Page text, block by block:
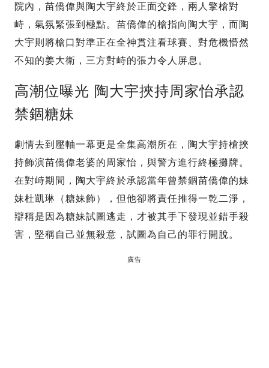
院內，苗僑偉與陶大宇終於正面交鋒，兩人擎槍對
峙，氣氛緊張到極點。苗僑偉的槍指向陶大宇，而陶
大宇則將槍口對準正在全神貫注看球賽、對危機懵然
不知的姜大衛，三方對峙的張力令人屏息。
高潮位曝光 陶大宇挾持周家怡承認
禁錮糖妹
劇情去到壓軸一幕更是全集高潮所在，陶大宇持槍挾
持飾演苗僑偉老婆的周家怡，與警方進行終極攤牌。
在對峙期間，陶大宇終於承認當年曾禁錮苗僑偉的妹
妹杜凱琳（糖妹飾），但他卻將責任推得一乾二淨，
辯稱是因為糖妹試圖逃走，才被其手下發現並錯手殺
害，堅稱自己並無殺意，試圖為自己的罪行開脫。
廣告